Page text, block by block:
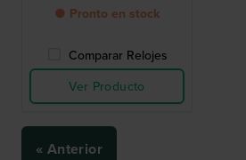
● Pronto en stock
Comparar Relojes
Ver Producto
« Anterior